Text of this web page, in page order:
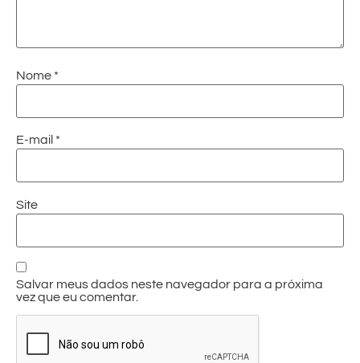
Nome *
E-mail *
Site
Salvar meus dados neste navegador para a próxima
vez que eu comentar.